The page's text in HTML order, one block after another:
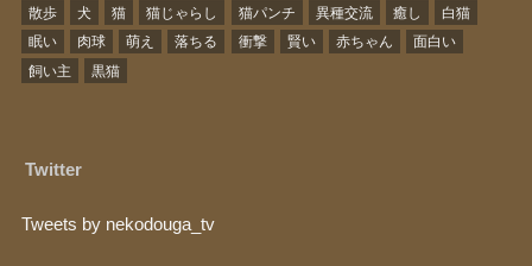
散歩
犬 猫 猫じゃらし 猫パンチ 異種交流 癒し
白猫
眠い
肉球 萌え 落ちる 衝撃 賢い 赤ちゃん
面白い
飼い主
黒猫
Twitter
Tweets by nekodouga_tv